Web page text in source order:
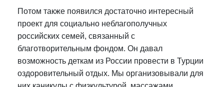
Потом также появился достаточно интересный
проект для социально неблагополучных
российских семей, связанный с
благотворительным фондом. Он давал
возможность деткам из России провести в Турции
оздоровительный отдых. Мы организовывали для